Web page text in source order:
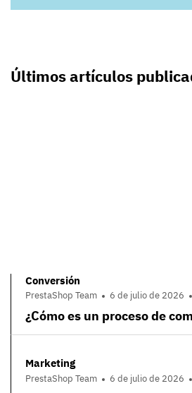
Últimos artículos
Conversión
PrestaShop Team 6 de julio de 2026
¿Cómo es un proceso de
Marketing
PrestaShop Team 6 de julio de 2026